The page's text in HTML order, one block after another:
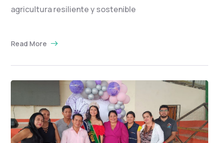
agricultura resiliente y sostenible
Read More